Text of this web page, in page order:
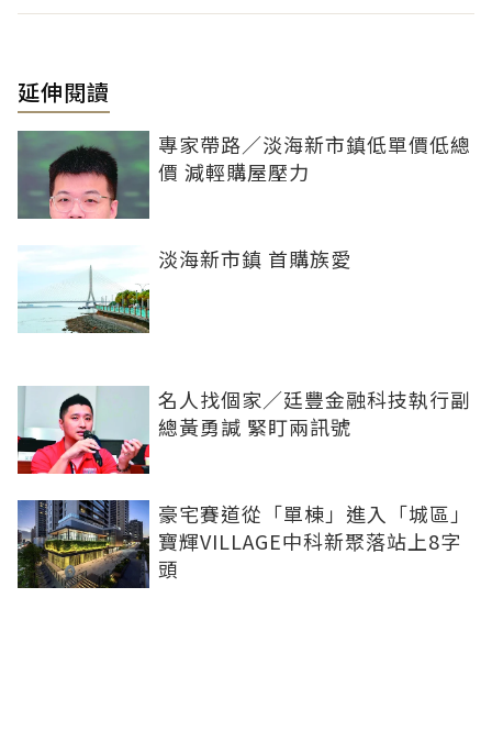
延伸閱讀
專家帶路／淡海新市鎮低單價低總
價 減輕購屋壓力
淡海新市鎮 首購族愛
名人找個家／廷豐金融科技執行副
總黃勇諴 緊盯兩訊號
豪宅賽道從「單棟」進入「城區」
寶輝VILLAGE中科新聚落站上8字
頭